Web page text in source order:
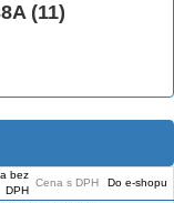
(11)
bez
DPH
Cena s DPH Do e-shopu